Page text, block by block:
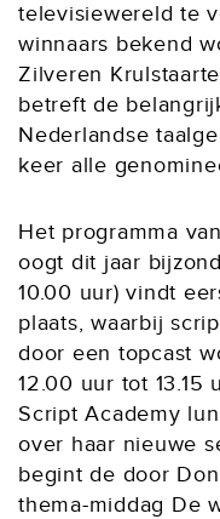
televisiewereld te
winnaars bekend
Zilveren
betreft de
Nederlandse
keer alle
Het programma
oogt dit jaar
10.00 uur) vindt
plaats, waarbij
door een topcast
12.00 uur tot 13.15
Script Academy
over haar nieuwe
begint de door
thema-middag De